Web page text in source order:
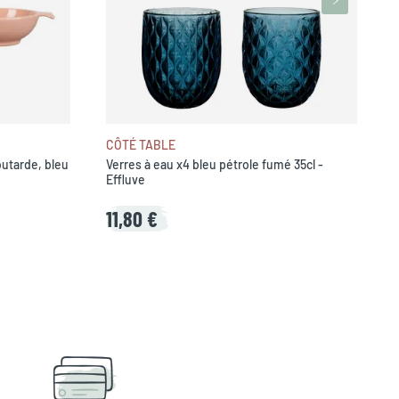
bleu
CÔTÉ TABLE
Verres à eau x4 bleu pétrole fumé 35cl -
Effluve
11,80 €